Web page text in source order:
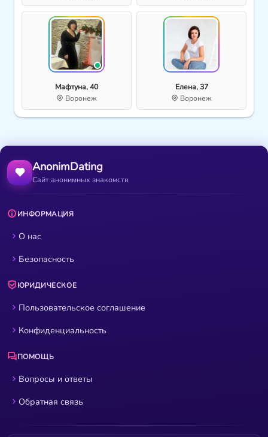
Мафтуна, 40
Воронеж
Елена, 37
Воронеж
AnonimDating
Сайт анонимных знакомств
ИНФОРМАЦИЯ
О нас
Безопасность
ЮРИДИЧЕСКОЕ
Пользовательское соглашение
Конфиденциальность
ПОМОЩЬ
Вопросы и ответы
Обратная связь